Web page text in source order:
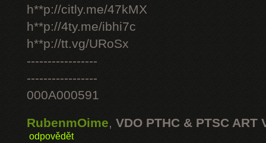
h**p://citly.me/47kMX
h**p://4ty.me/ibhi7c
h**p://tt.vg/URoSx
-----------------
-----------------
000A000591
RubenmOime, VDO PTHC & PTSC ART
odpovědět